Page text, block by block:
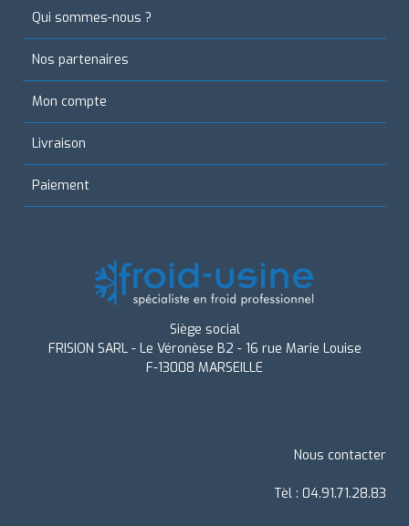
Qui sommes-nous ?
Nos partenaires
Mon compte
Livraison
Paiement
Siège social
FRISION SARL - Le Véronèse B2 - 16 rue Marie Louise
F-13008 MARSEILLE
Nous contacter
Tèl : 04.91.71.28.83